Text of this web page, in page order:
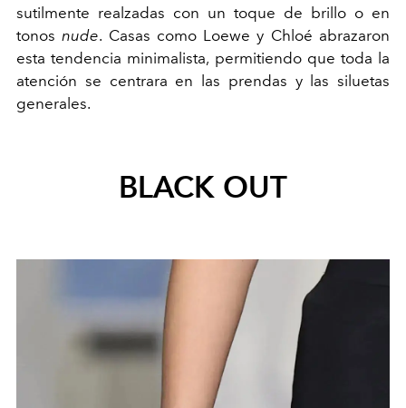
sutilmente realzadas con un toque de brillo o en
tonosnude. Casas como Loewe y Chloé abrazaron
esta tendencia minimalista, permitiendo que toda la
atención se centrara en las prendas y las siluetas
generales.
BLACK OUT